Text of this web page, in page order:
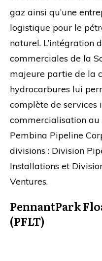
gaz ainsi qu’une
logistique pour le
naturel. L’intégration
commerciales de la
majeure partie de la
hydrocarbures lui
complète de services
commercialisation au
Pembina Pipeline
divisions : Division
Installations et
Ventures.
PennantPark
(PFLT)